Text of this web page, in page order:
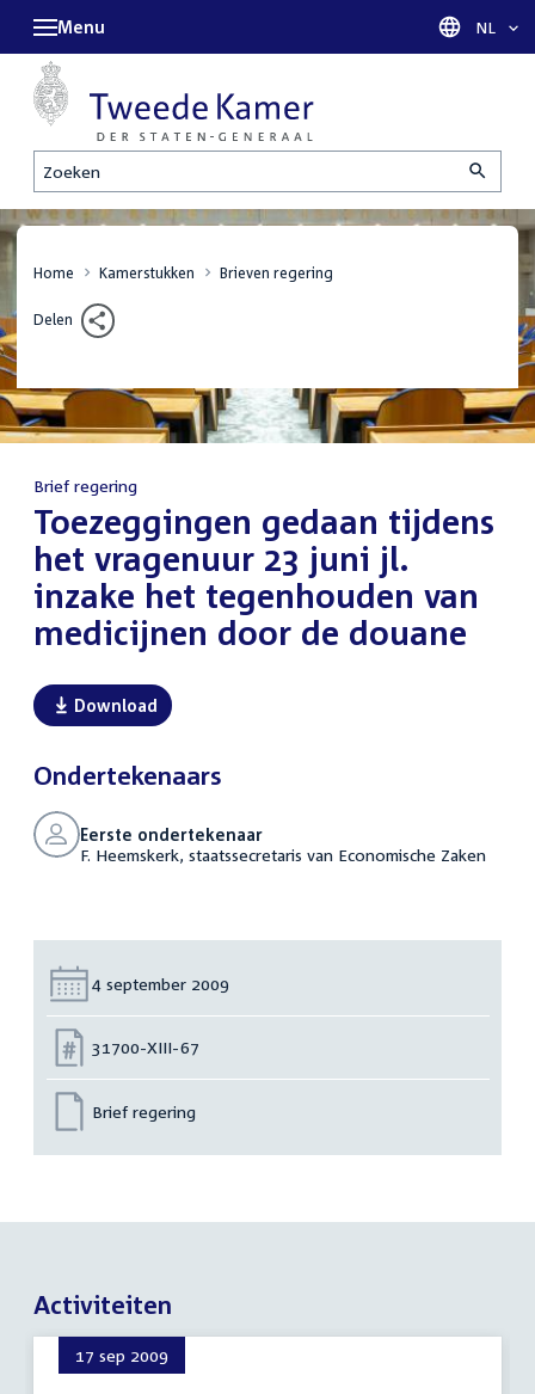
Zoeken
Menu Taal
NL
Home Kamerstukken Brieven regering
Delen
Brief regering
:Toezeggingen gedaan tijdens
het vragenuur 23 juni jl.
inzake het tegenhouden van
medicijnen door de douane
Download
Ondertekenaars
Eerste ondertekenaar
F. Heemskerk, staatssecretaris van Economische Zaken
Datum:
4 september 2009
Nummer:
31700-XIII-67
Brief regering
Activiteiten
17 sep 2009